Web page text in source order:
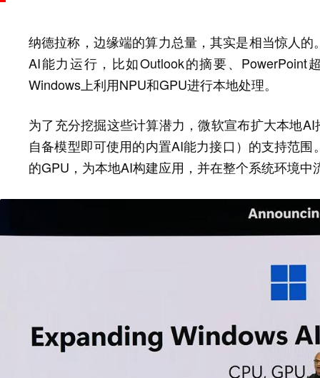
纳德拉称，边缘端的算力总量，其实是相当惊人
AI能力运行，比如Outlook的摘要、PowerPoint
Windows上利用NPU和GPU进行本地处理。
为了充分挖掘这些计算潜力，微软宣布扩大本地
自备模型即可使用的内置AI能力接口）的支持范
的GPU，为本地AI构建应用，并在整个系统环境中